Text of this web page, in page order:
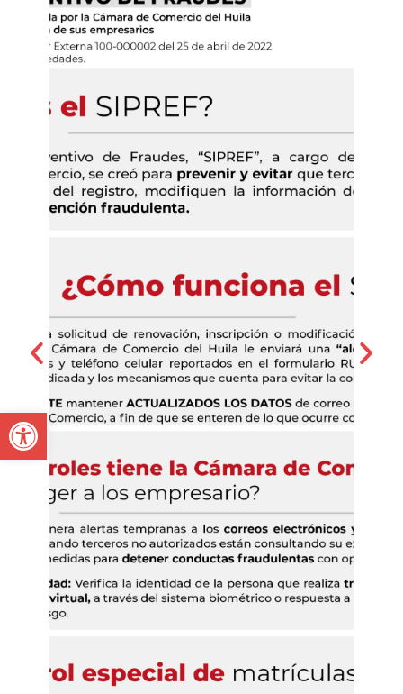
Open toolbar